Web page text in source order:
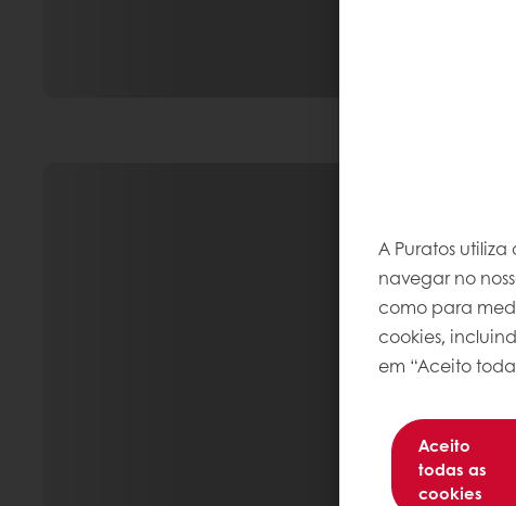
A Puratos
navegar no
como para
cookies,
em “Aceito
Aceito
todas as
cookies